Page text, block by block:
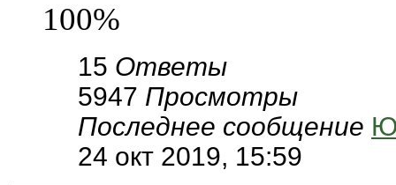
100%
15 Ответы
5947 Просмотры
Последнее сообщение
24 окт 2019, 15:59